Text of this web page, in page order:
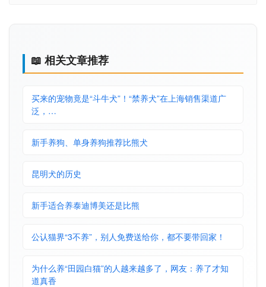
📖 相关文章推荐
买来的宠物竟是“斗牛犬”！“禁养犬”在上海销售渠道广
泛，…
新手养狗、单身养狗推荐比熊犬
昆明犬的历史
新手适合养泰迪博美还是比熊
公认猫界“3不养”，别人免费送给你，都不要带回家！
为什么养“田园白猫”的人越来越多了，网友：养了才知
道真香